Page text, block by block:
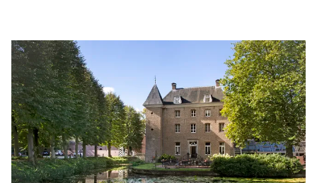
Venlo oder gehen Sie im Designer Outlet
Roermond shoppen. Schlendern Sie über das
Anwesen, entdecken Sie den Schloss- und
Kräutergarten, genießen Sie anschließend ein
Getränk auf der Terrasse mit Blick auf den
Burggraben oder nehmen Sie ein